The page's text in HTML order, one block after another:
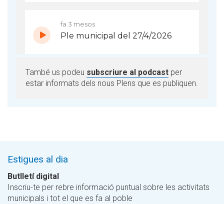
També us podeu subscriure al podcast per
estar informats dels nous Plens que es publiquen.
Estigues al dia
Butlletí digital
Inscriu-te per rebre informació puntual sobre les activitats
municipals i tot el que es fa al poble